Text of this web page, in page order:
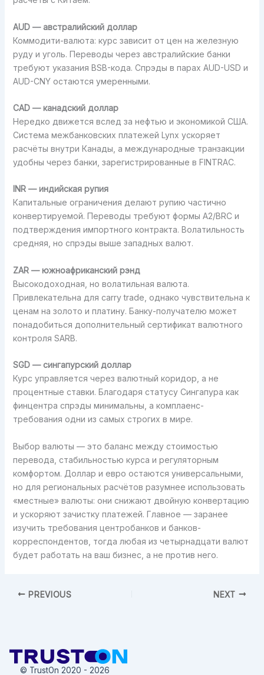
AUD — австралийский доллар
Коммодити-валюта: курс зависит от цен на железную
руду и уголь. Переводы через австралийские банки
требуют указания BSB-кода. Спрэды в парах AUD-USD и
AUD-CNY остаются умеренными.
CAD — канадский доллар
Нередко движется вслед за нефтью и экономикой США.
Система межбанковских платежей Lynx ускоряет
расчёты внутри Канады, а международные транзакции
удобны через банки, зарегистрированные в FINTRAC.
INR — индийская рупия
Капитальные ограничения делают рупию частично
конвертируемой. Переводы требуют формы A2/BRC и
подтверждения импортного контракта. Волатильность
средняя, но спрэды выше западных валют.
ZAR — южноафриканский рэнд
Высокодоходная, но волатильная валюта.
Привлекательна для carry trade, однако чувствительна к
ценам на золото и платину. Банку-получателю может
понадобиться дополнительный сертификат валютного
контроля SARB.
SGD — сингапурский доллар
Курс управляется через валютный коридор, а не
процентные ставки. Благодаря статусу Сингапура как
финцентра спрэды минимальны, а комплаенс-
требования одни из самых строгих в мире.
Выбор валюты — это баланс между стоимостью
перевода, стабильностью курса и регуляторным
комфортом. Доллар и евро остаются универсальными,
но для региональных расчётов разумнее использовать
«местные» валюты: они снижают двойную конвертацию
и ускоряют зачистку платежей. Главное — заранее
изучить требования центробанков и банков-
корреспондентов, тогда любая из четырнадцати валют
будет работать на ваш бизнес, а не против него.
PREVIOUS NEXT
© TrustOn 2020 - 2026